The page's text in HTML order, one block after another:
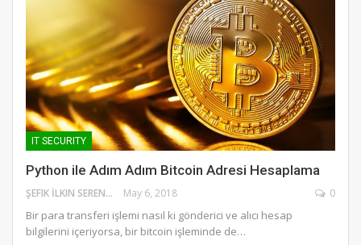
IT SECURITY
Python ile Adım Adım Bitcoin Adresi Hesaplama
ŞEFIK İLKIN SERENGIL May 6, 2018 0
Bir para transferi işlemi nasıl ki gönderici ve alıcı hesap
bilgilerini içeriyorsa, bir bitcoin işleminde de…